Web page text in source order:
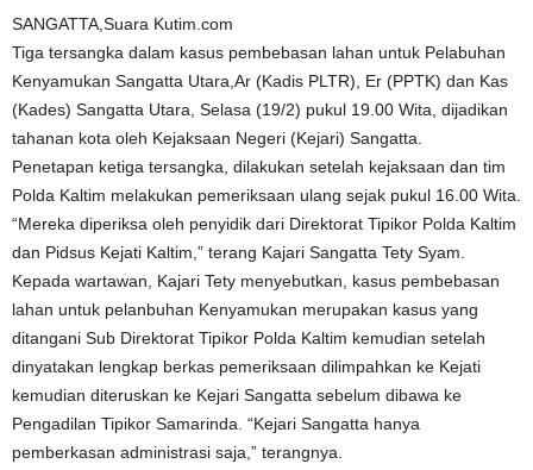
SANGATTA,Suara Kutim.com
Tiga tersangka dalam kasus pembebasan lahan untuk Pelabuhan
Kenyamukan Sangatta Utara,Ar (Kadis PLTR), Er (PPTK) dan Kas
(Kades) Sangatta Utara, Selasa (19/2) pukul 19.00 Wita, dijadikan
tahanan kota oleh Kejaksaan Negeri (Kejari) Sangatta.
Penetapan ketiga tersangka, dilakukan setelah kejaksaan dan tim
Polda Kaltim melakukan pemeriksaan ulang sejak pukul 16.00 Wita.
“Mereka diperiksa oleh penyidik dari Direktorat Tipikor Polda Kaltim
dan Pidsus Kejati Kaltim,” terang Kajari Sangatta Tety Syam.
Kepada wartawan, Kajari Tety menyebutkan, kasus pembebasan
lahan untuk pelanbuhan Kenyamukan merupakan kasus yang
ditangani Sub Direktorat Tipikor Polda Kaltim kemudian setelah
dinyatakan lengkap berkas pemeriksaan dilimpahkan ke Kejati
kemudian diteruskan ke Kejari Sangatta sebelum dibawa ke
Pengadilan Tipikor Samarinda. “Kejari Sangatta hanya
pemberkasan administrasi saja,” terangnya.